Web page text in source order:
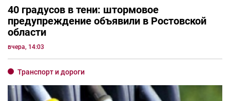
40 градусов в тени: штормовое
предупреждение объявили в Ростовской
области
вчера, 14:03
Транспорт и дороги